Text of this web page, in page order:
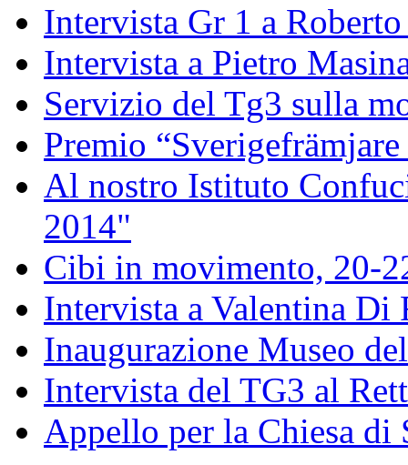
Intervista Gr 1 a
Intervista a Pietro
Servizio del Tg3 sulla
Premio
Al nostro Istituto
2014"
Cibi in movimento, 20-
Intervista a Valentina Di
Inaugurazione Museo
Intervista del TG3 al
Appello per la Chiesa di